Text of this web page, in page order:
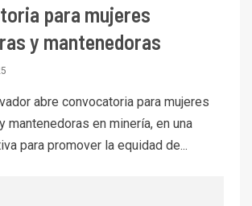
para mujeres
y mantenedoras
abre convocatoria para mujeres
mantenedoras en minería, en una
para promover la equidad de...
Producción minera en mayo de
2026 cae 10,6%
PIB minero impacta el
crecimiento regional: Banco
Central reporta resultados
dispares en el primer